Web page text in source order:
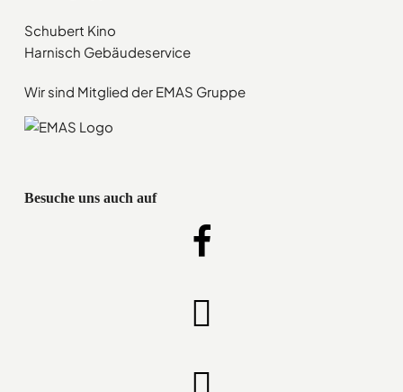
Schubert Kino
Harnisch Gebäudeservice
Wir sind Mitglied der EMAS Gruppe
Besuche uns auch auf